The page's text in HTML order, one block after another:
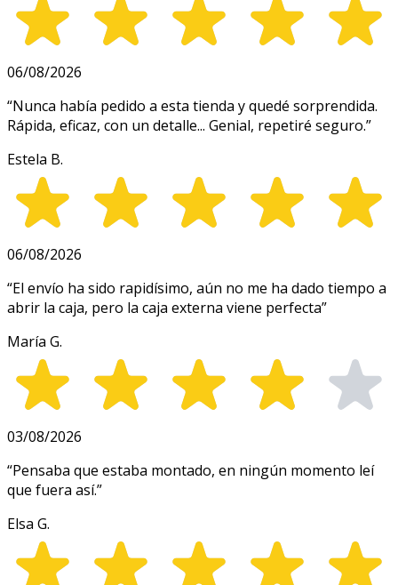
06/08/2026
“Nunca había pedido a esta tienda y quedé sorprendida.
Rápida, eficaz, con un detalle... Genial, repetiré seguro.”
Estela B.
06/08/2026
“El envío ha sido rapidísimo, aún no me ha dado tiempo a
abrir la caja, pero la caja externa viene perfecta”
María G.
03/08/2026
“Pensaba que estaba montado, en ningún momento leí
que fuera así.”
Elsa G.